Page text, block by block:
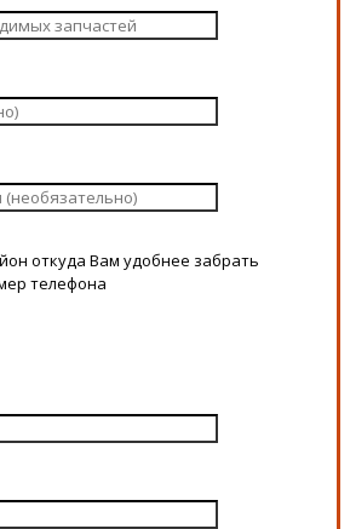
откуда Вам удобнее забрать
телефона